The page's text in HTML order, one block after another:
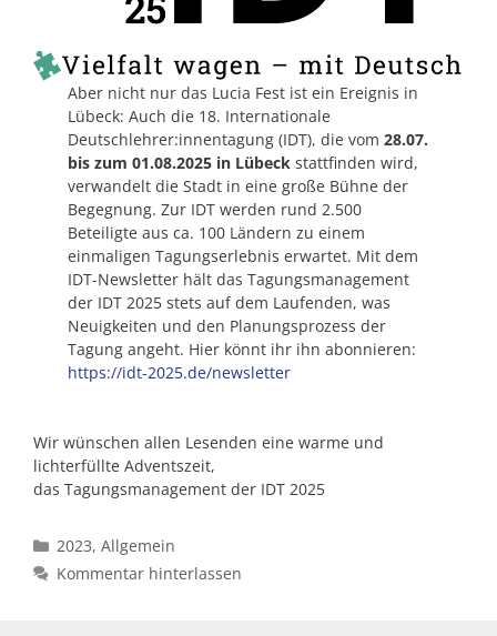
Aber nicht nur das Lucia Fest ist ein Ereignis in
Lübeck: Auch die 18. Internationale
Deutschlehrer:innentagung (IDT), die vom28.07.
bis zum 01.08.2025 in Lübeck stattfinden wird,
verwandelt die Stadt in eine große Bühne der
Begegnung. Zur IDT werden rund 2.500
Beteiligte aus ca. 100 Ländern zu einem
einmaligen Tagungserlebnis erwartet. Mit dem
IDT-Newsletter hält das Tagungsmanagement
der IDT 2025 stets auf dem Laufenden, was
Neuigkeiten und den Planungsprozess der
Tagung angeht. Hier könnt ihr ihn abonnieren:
https://idt-2025.de/newsletter
Wir wünschen allen Lesenden eine warme und
lichterfüllte Adventszeit,
das Tagungsmanagement der IDT 2025
Kategorien
2023,Allgemein
Kommentar hinterlassen